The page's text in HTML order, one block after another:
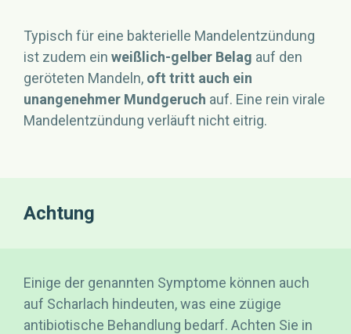
Typisch für eine bakterielle Mandelentzündung
ist zudem ein weißlich-gelber Belag auf den
geröteten Mandeln, oft tritt auch ein
unangenehmer Mundgeruch auf. Eine rein virale
Mandelentzündung verläuft nicht eitrig.
Achtung
Einige der genannten Symptome können auch
auf Scharlach hindeuten, was eine zügige
antibiotische Behandlung bedarf. Achten Sie in